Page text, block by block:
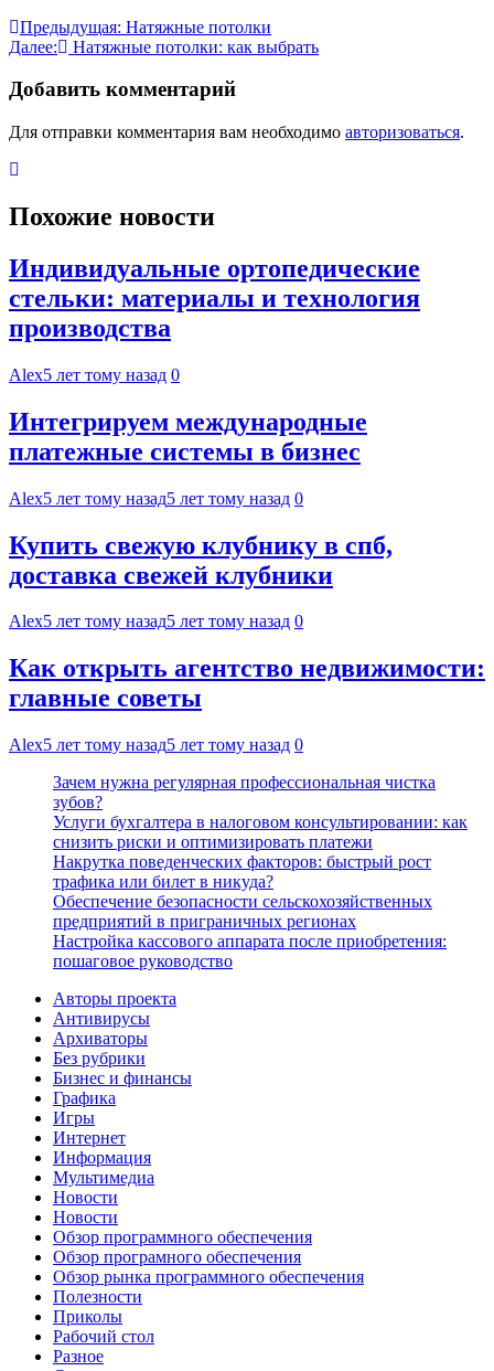
Навигация
по
записям
Предыдущая: Натяжные потолки
Далее:
Натяжные потолки: как выбрать
Добавить комментарий
Для отправки комментария вам необходимо авторизоваться.
Похожие новости
Индивидуальные ортопедические
стельки: материалы и технология
производства
Alex5 лет тому назад 0
Интегрируем международные
платежные системы в бизнес
Alex5 лет тому назад5 лет тому назад 0
Купить свежую клубнику в спб,
доставка свежей клубники
Alex5 лет тому назад5 лет тому назад 0
Как открыть агентство недвижимости:
главные советы
Alex5 лет тому назад5 лет тому назад 0
Зачем нужна регулярная профессиональная чистка
зубов?
Услуги бухгалтера в налоговом консультировании: как
снизить риски и оптимизировать платежи
Накрутка поведенческих факторов: быстрый рост
трафика или билет в никуда?
Обеспечение безопасности сельскохозяйственных
предприятий в приграничных регионах
Настройка кассового аппарата после приобретения:
пошаговое руководство
Авторы проекта
Антивирусы
Архиваторы
Без рубрики
Бизнес и финансы
Графика
Игры
Интернет
Информация
Мультимедиа
Новости
Новости
Обзор программного обеспечения
Обзор програмного обеспечения
Обзор рынка программного обеспечения
Полезности
Приколы
Рабочий стол
Разное